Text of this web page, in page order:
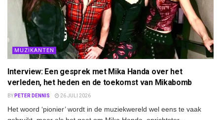
MUZIKANTEN
Interview: Een gesprek met Mika Handa over het
verleden, het heden en de toekomst van Mikabomb
BY PETER DENNIS 26 JULI 2026
Het woord ‘pionier’ wordt in de muziekwereld wel eens te vaak